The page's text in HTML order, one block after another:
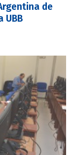
de
UBB